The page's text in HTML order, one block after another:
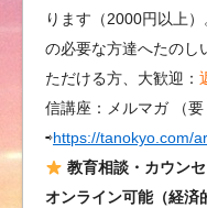
ります（2000円以上
の必要な方達へたのし
ただける方、大歓迎：
信講座：メルマガ （要
⇨https://tanokyo.com/
教育相談・カウン
オンライン可能（経済